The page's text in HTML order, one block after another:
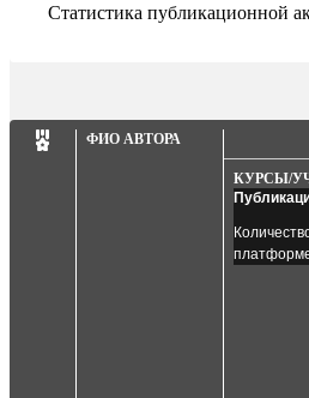
Статистика публикационной
ФИО АВТОРА
КУРСЫ/